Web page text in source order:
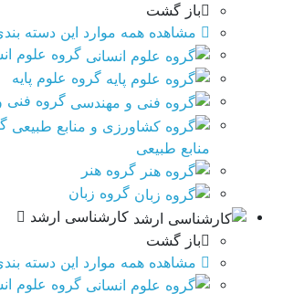
باز گشت
مشاهده همه موارد این دسته بندی
گروه علوم
گروه علوم پایه
گروه فنی و
منابع طبیعی
گروه هنر
گروه زبان
کارشناسی ارشد
باز گشت
مشاهده همه موارد این دسته بندی
گروه علوم